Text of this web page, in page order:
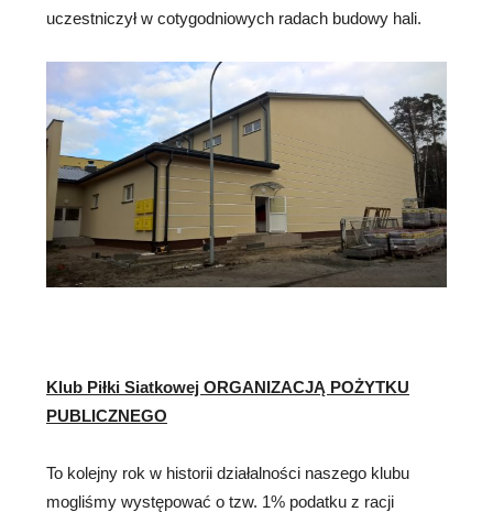
uczestniczył w cotygodniowych radach budowy hali.
Klub Piłki Siatkowej ORGANIZACJĄ POŻYTKU
PUBLICZNEGO
To kolejny rok w historii działalności naszego klubu
mogliśmy występować o tzw. 1% podatku z racji